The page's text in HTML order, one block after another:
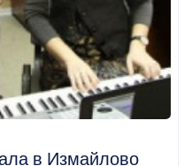
в Измайлово